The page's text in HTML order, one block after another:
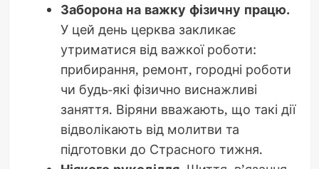
Заборона на важку фізичну працю.
У цей день церква закликає
утриматися від важкої роботи:
прибирання, ремонт, городні роботи
чи будь-які фізично виснажливі
заняття. Віряни вважають, що такі дії
відволікають від молитви та
підготовки до Страсного тижня.